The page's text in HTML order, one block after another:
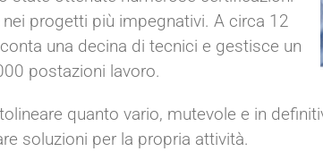
progetti più impegnativi. A circa 12
una decina di tecnici e gestisce un
postazioni lavoro.
quanto vario, mutevole e in
soluzioni per la propria attività.